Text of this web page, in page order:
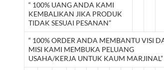
“ 100% UANG ANDA KAMI
KEMBALIKAN JIKA PRODUK
TIDAK SESUAI PESANAN”
“ 100% ORDER ANDA MEMBANTU VISI
MISI KAMI MEMBUKA PELUANG
USAHA/KERJA UNTUK KAUM MARJINAL”